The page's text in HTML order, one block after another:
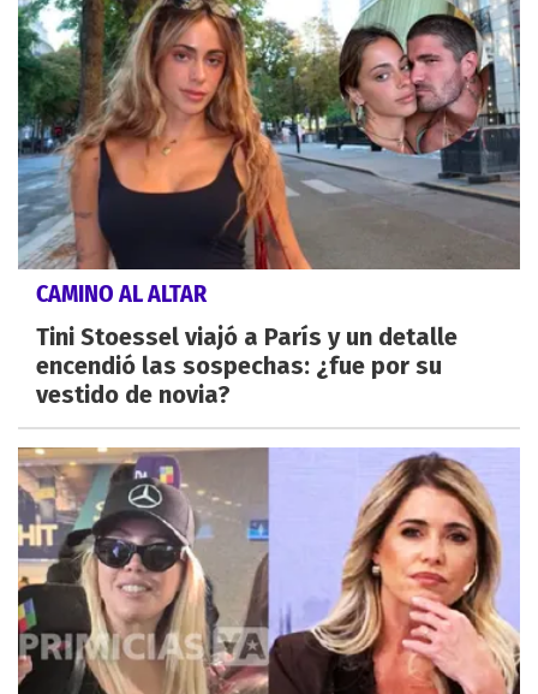
CAMINO AL ALTAR
Tini Stoessel viajó a París y un detalle
encendió las sospechas: ¿fue por su
vestido de novia?